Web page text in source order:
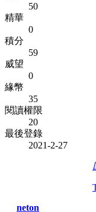
50
精華
0
積分
59
威望
0
緣幣
35
閱讀權限
20
最後登錄
2021-2-27
neton